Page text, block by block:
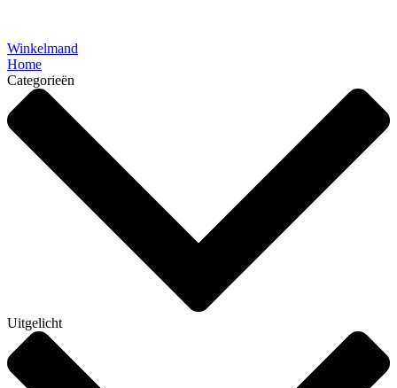
Winkelmand
Home
Categorieën
Uitgelicht